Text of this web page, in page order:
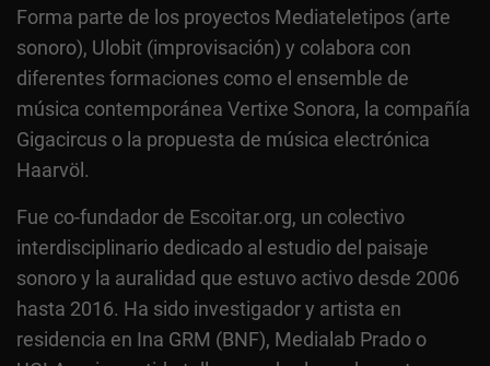
Forma parte de los proyectos Mediateletipos (arte
sonoro), Ulobit (improvisación) y colabora con
diferentes formaciones como el ensemble de
música contemporánea Vertixe Sonora, la compañía
Gigacircus o la propuesta de música electrónica
Haarvöl.
Fue co-fundador de Escoitar.org, un colectivo
interdisciplinario dedicado al estudio del paisaje
sonoro y la auralidad que estuvo activo desde 2006
hasta 2016. Ha sido investigador y artista en
residencia en Ina GRM (BNF), Medialab Prado o